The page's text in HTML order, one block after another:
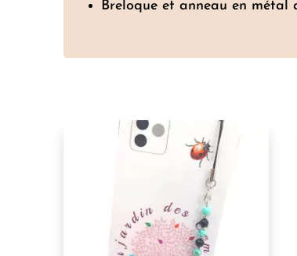
Breloque et anneau en métal